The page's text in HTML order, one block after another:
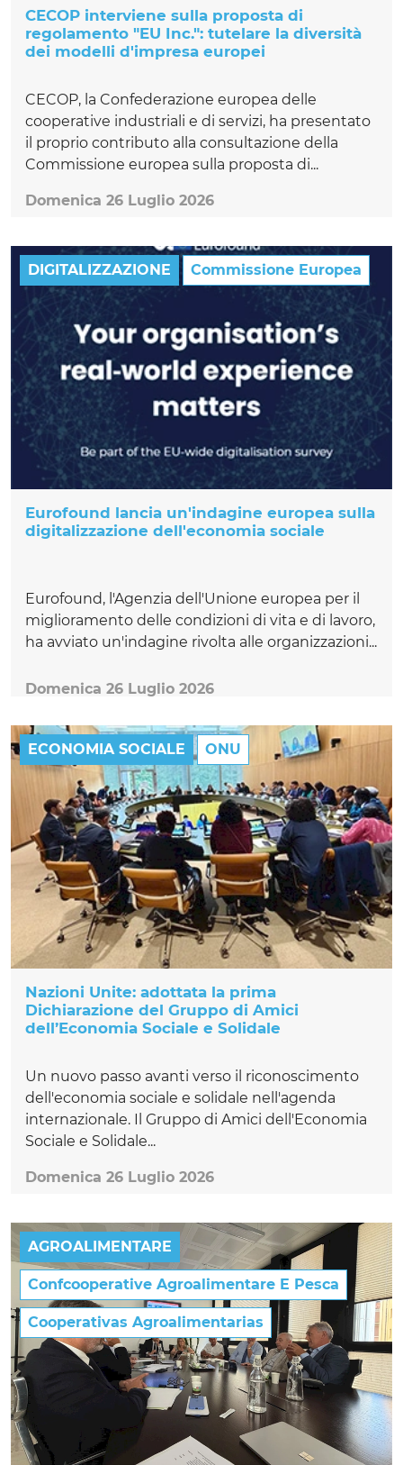
CECOP interviene sulla proposta di
regolamento "EU Inc.": tutelare la diversità
dei modelli d'impresa europei
CECOP, la Confederazione europea delle
cooperative industriali e di servizi, ha presentato
il proprio contributo alla consultazione della
Commissione europea sulla proposta di...
Domenica 26 Luglio 2026
DIGITALIZZAZIONE Commissione Europea
Eurofound lancia un'indagine europea sulla
digitalizzazione dell'economia sociale
Eurofound, l'Agenzia dell'Unione europea per il
miglioramento delle condizioni di vita e di lavoro,
ha avviato un'indagine rivolta alle organizzazioni...
Domenica 26 Luglio 2026
ECONOMIA SOCIALE ONU
Nazioni Unite: adottata la prima
Dichiarazione del Gruppo di Amici
dell’Economia Sociale e Solidale
Un nuovo passo avanti verso il riconoscimento
dell'economia sociale e solidale nell'agenda
internazionale. Il Gruppo di Amici dell'Economia
Sociale e Solidale...
Domenica 26 Luglio 2026
AGROALIMENTARE
Confcooperative Agroalimentare E Pesca
Cooperativas Agroalimentarias